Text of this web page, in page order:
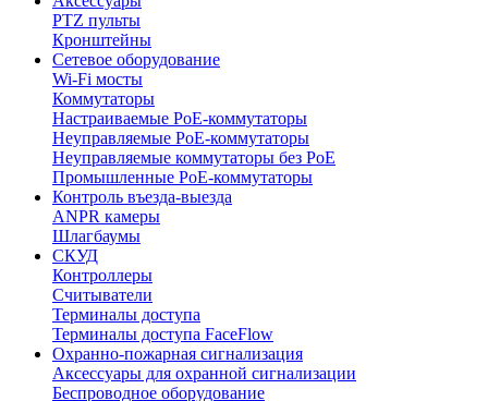
PTZ пульты
Кронштейны
Сетевое оборудование
Wi-Fi мосты
Коммутаторы
Настраиваемые PoE-коммутаторы
Неуправляемые PoE-коммутаторы
Неуправляемые коммутаторы без PoE
Промышленные PoE-коммутаторы
Контроль въезда-выезда
ANPR камеры
Шлагбаумы
СКУД
Контроллеры
Считыватели
Терминалы доступа
Терминалы доступа FaceFlow
Охранно-пожарная сигнализация
Аксессуары для охранной сигнализации
Беспроводное оборудование